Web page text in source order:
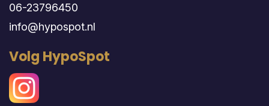
06-23796450
info@hypospot.nl
Volg HypoSpot